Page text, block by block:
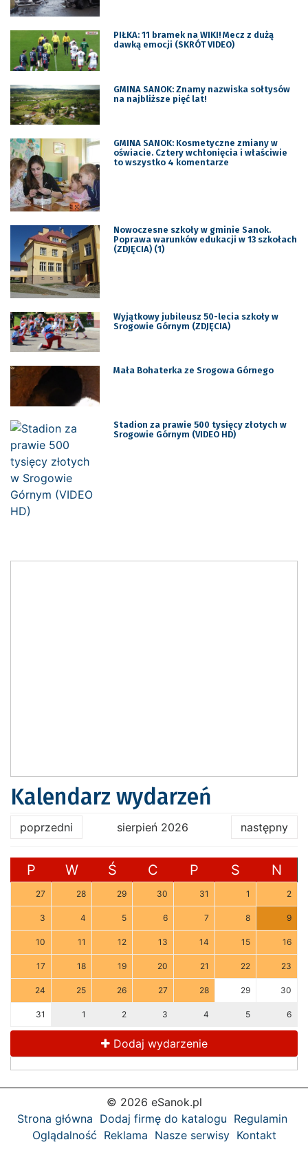
PIŁKA: 11 bramek na WIKI! Mecz z dużą
dawką emocji (SKRÓT VIDEO)
GMINA SANOK: Znamy nazwiska sołtysów
na najbliższe pięć lat!
GMINA SANOK: Kosmetyczne zmiany w
oświacie. Cztery wchłonięcia i właściwie
to wszystko 4 komentarze
Nowoczesne szkoły w gminie Sanok.
Poprawa warunków edukacji w 13 szkołach
(ZDJĘCIA) (1)
Wyjątkowy jubileusz 50-lecia szkoły w
Srogowie Górnym (ZDJĘCIA)
Mała Bohaterka ze Srogowa Górnego
Stadion za prawie 500 tysięcy złotych w
Srogowie Górnym (VIDEO HD)
Kalendarz wydarzeń
poprzedni sierpień 2026 następny
P W Ś C P S N
27 28 29 30 31 1 2
3 4 5 6 7 8 9
10 11 12 13 14 15 16
17 18 19 20 21 22 23
24 25 26 27 28 29 30
31 1 2 3 4 5 6
Dodaj wydarzenie
© 2026 eSanok.pl
Strona główna Dodaj firmę do katalogu Regulamin
Oglądalność Reklama Nasze serwisy Kontakt